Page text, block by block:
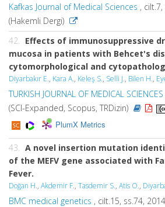
Kafkas Journal of Medical Sciences ,
(Hakemli Dergi)
42.
Effects of immunosuppressive
mucosa in patients with Behcet's
cytomorphological and
Diyarbakır E., Kara A., Keleş S., Selli J., Bilen H.,
TURKISH JOURNAL OF MEDICAL SCIENCES
(SCI-Expanded, Scopus, TRDizin)
PlumX Metrics
43.
A novel insertion mutation
of the MEFV gene associated with
Fever.
Doğan H., Akdemir F., Tasdemir S., Atis O.,
BMC medical genetics , cilt.15, ss.74,